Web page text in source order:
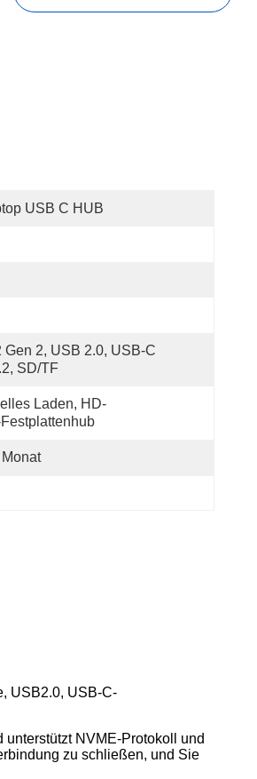
USB C HUB
2, USB 2.0, USB-C
SD/TF
Laden, HD-
USB2.0, USB-C-
NVME-Protokoll und
zu schließen, und Sie